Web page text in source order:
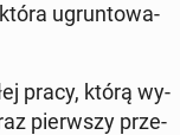
ugrun­to­wa­
pracy, którą wy­
pierw­szy prze­